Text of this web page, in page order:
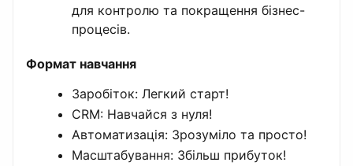
для контролю та покращення бізнес-
процесів.
Формат навчання
Заробіток: Легкий старт!
CRM: Навчайся з нуля!
Автоматизація: Зрозуміло та просто!
Масштабування: Збільш прибуток!